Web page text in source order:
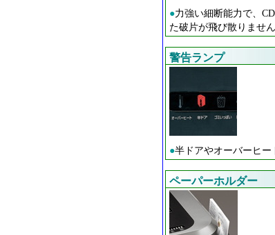
●力強い細断能力で、
た破片が飛び散りません
警告ランプ
●半ドアやオーバーヒー
ペーパーホルダー